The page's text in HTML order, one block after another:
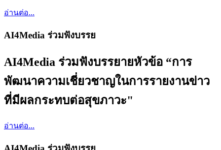
อ่านต่อ...
AI4Media ร่วมฟังบรรย
AI4Media ร่วมฟังบรรยายหัวข้อ “การ
พัฒนาความเชี่ยวชาญในการรายงานข่าว
ที่มีผลกระทบต่อสุขภาวะ"
อ่านต่อ...